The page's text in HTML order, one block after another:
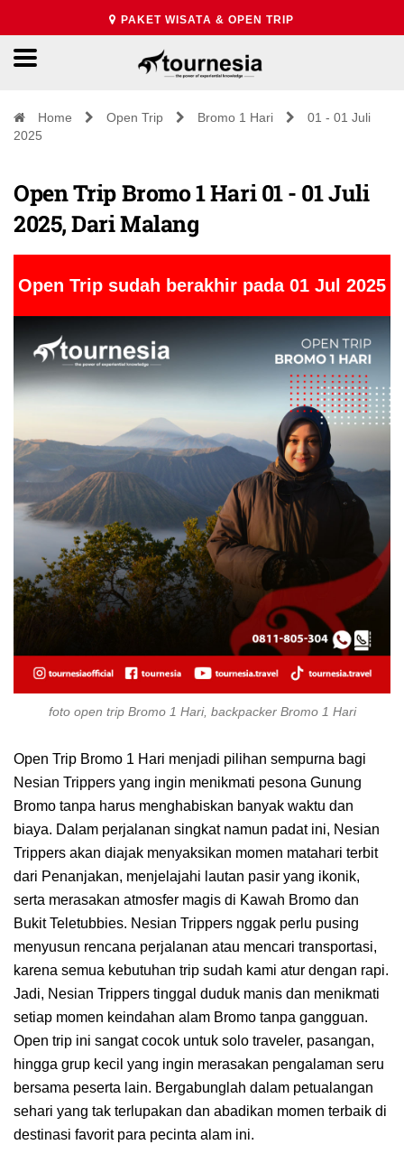
PAKET WISATA & OPEN TRIP
Home Open Trip Bromo 1 Hari
01 - 01 Juli
2025
Open Trip Bromo 1 Hari 01 - 01 Juli
2025, Dari Malang
Open Trip sudah berakhir pada 01 Jul 2025
foto open trip Bromo 1 Hari, backpacker Bromo 1 Hari
Open Trip Bromo 1 Hari menjadi pilihan sempurna bagi
Nesian Trippers yang ingin menikmati pesona Gunung
Bromo tanpa harus menghabiskan banyak waktu dan
biaya. Dalam perjalanan singkat namun padat ini, Nesian
Trippers akan diajak menyaksikan momen matahari terbit
dari Penanjakan, menjelajahi lautan pasir yang ikonik,
serta merasakan atmosfer magis di Kawah Bromo dan
Bukit Teletubbies. Nesian Trippers nggak perlu pusing
menyusun rencana perjalanan atau mencari transportasi,
karena semua kebutuhan trip sudah kami atur dengan rapi.
Jadi, Nesian Trippers tinggal duduk manis dan menikmati
setiap momen keindahan alam Bromo tanpa gangguan.
Open trip ini sangat cocok untuk solo traveler, pasangan,
hingga grup kecil yang ingin merasakan pengalaman seru
bersama peserta lain. Bergabunglah dalam petualangan
sehari yang tak terlupakan dan abadikan momen terbaik di
destinasi favorit para pecinta alam ini.